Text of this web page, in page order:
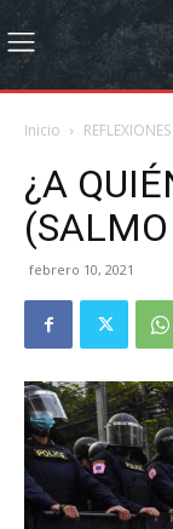
Inicio REFLEXIONES
¿A
febrero 10, 2021